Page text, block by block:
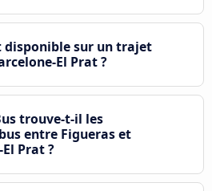
disponible sur un trajet
El Prat ?
trouve-t-il les
entre Figueras et
Prat ?